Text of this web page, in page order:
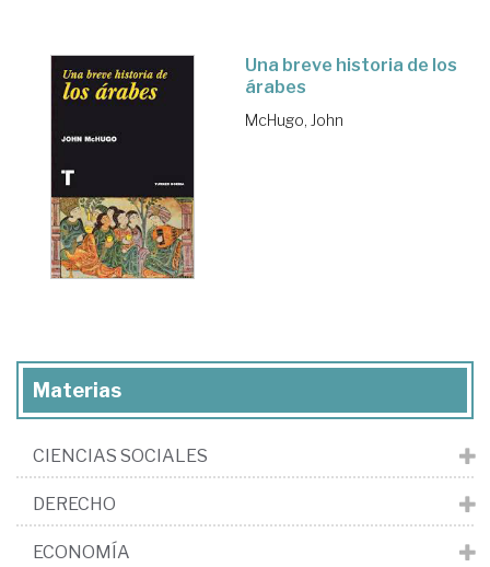
Una breve historia de los
árabes
McHugo, John
Materias
CIENCIAS SOCIALES
DERECHO
ECONOMÍA